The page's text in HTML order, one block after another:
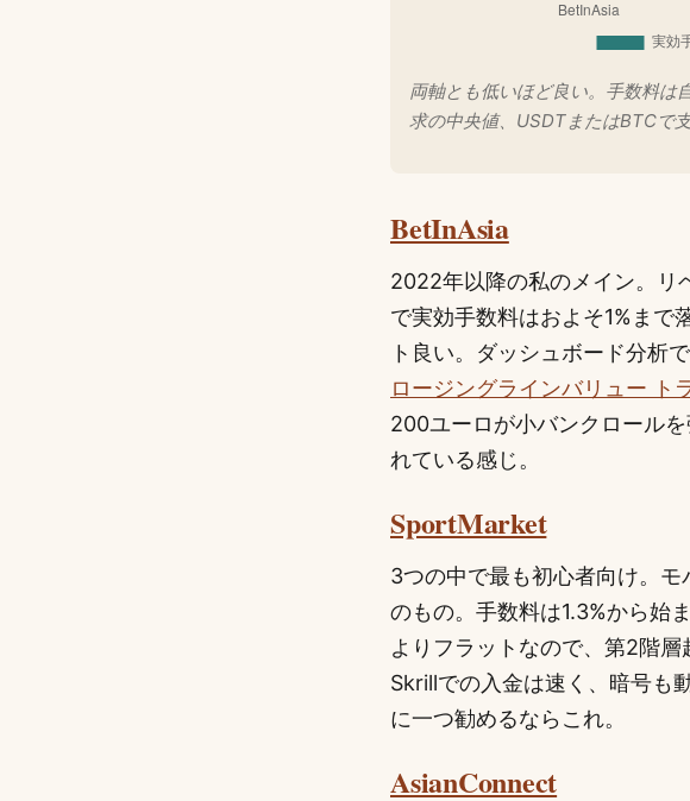
両軸とも低いほど良い。手数料は
求の中央値、USDTまたはBTCで支
BetInAsia
2022年以降の私のメイン。リ
で実効手数料はおよそ1%ま
ト良い。ダッシュボード分析
ロージングラインバリュー ト
200ユーロが小バンクロール
れている感じ。
SportMarket
3つの中で最も初心者向け。
のもの。手数料は1.3%から始
よりフラットなので、第2階層
Skrillでの入金は速く、暗号も
に一つ勧めるならこれ。
AsianConnect